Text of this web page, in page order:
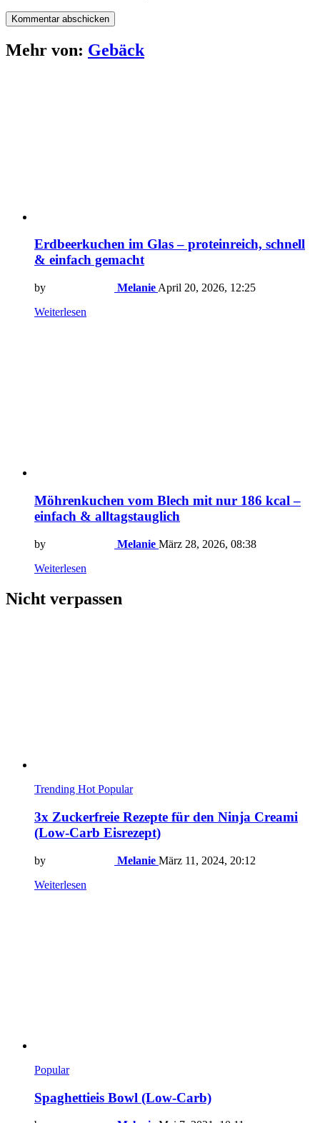
Mehr von: Gebäck
Erdbeerkuchen im Glas – proteinreich, schnell
& einfach gemacht
by Melanie April 20, 2026, 12:25
Weiterlesen
Möhrenkuchen vom Blech mit nur 186 kcal –
einfach & alltagstauglich
by Melanie März 28, 2026, 08:38
Weiterlesen
Nicht verpassen
Trending HotPopular
3x Zuckerfreie Rezepte für den Ninja Creami
(Low-Carb Eisrezept)
by Melanie März 11, 2024, 20:12
Weiterlesen
Popular
Spaghettieis Bowl (Low-Carb)